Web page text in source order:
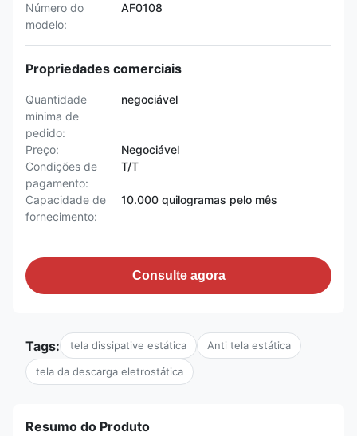
Número do
modelo:
AF0108
Propriedades comerciais
Quantidade
mínima de
pedido:
negociável
Preço:
Negociável
Condições de
pagamento:
T/T
Capacidade de
fornecimento:
10.000 quilogramas pelo mês
Consulte agora
Tags: tela dissipative estática Anti tela estática
tela da descarga eletrostática
Resumo do Produto